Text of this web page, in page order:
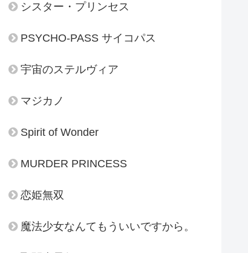
シスター・プリンセス
PSYCHO-PASS サイコパス
宇宙のステルヴィア
マジカノ
Spirit of Wonder
MURDER PRINCESS
恋姫無双
魔法少女なんてもういいですから。